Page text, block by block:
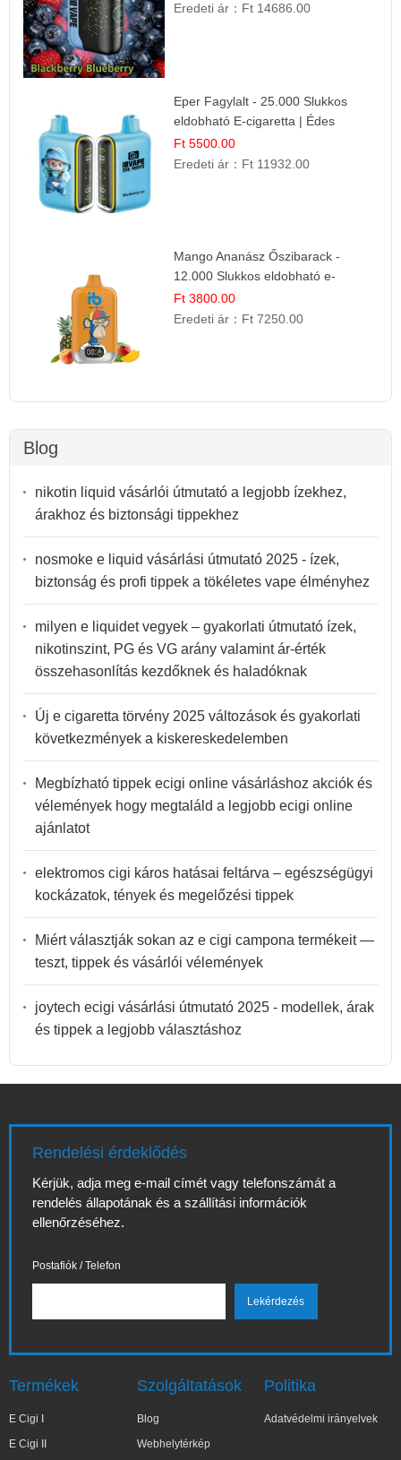
Eredeti ár： Ft 14686.00
Eper Fagylalt - 25.000 Slukkos
eldobható E-cigaretta | Édes
Desszert Íz
Ft 5500.00
Eredeti ár： Ft 11932.00
Mango Ananász Őszibarack -
12.000 Slukkos eldobható e-
Cigaretta
Ft 3800.00
Eredeti ár： Ft 7250.00
Blog
nikotin liquid vásárlói útmutató a legjobb ízekhez,
árakhoz és biztonsági tippekhez
nosmoke e liquid vásárlási útmutató 2025 - ízek,
biztonság és profi tippek a tökéletes vape élményhez
milyen e liquidet vegyek – gyakorlati útmutató ízek,
nikotinszint, PG és VG arány valamint ár-érték
összehasonlítás kezdőknek és haladóknak
Új e cigaretta törvény 2025 változások és gyakorlati
következmények a kiskereskedelemben
Megbízható tippek ecigi online vásárláshoz akciók és
vélemények hogy megtaláld a legjobb ecigi online
ajánlatot
elektromos cigi káros hatásai feltárva – egészségügyi
kockázatok, tények és megelőzési tippek
Miért választják sokan az e cigi campona termékeit —
teszt, tippek és vásárlói vélemények
joytech ecigi vásárlási útmutató 2025 - modellek, árak
és tippek a legjobb választáshoz
Rendelési érdeklődés
Kérjük, adja meg e-mail címét vagy telefonszámát a
rendelés állapotának és a szállítási információk
ellenőrzéséhez.
Postafiók / Telefon
Termékek
E Cigi I
E Cigi II
Szolgáltatások
Blog
Webhelytérkép
Politika
Adatvédelmi irányelvek